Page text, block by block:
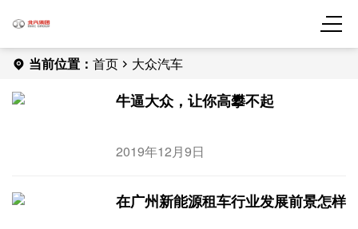
当前位置： 首页 大众汽车
牛逼大众，让你高攀不起
2019年12月9日
在广州新能源租车行业发展前景怎样